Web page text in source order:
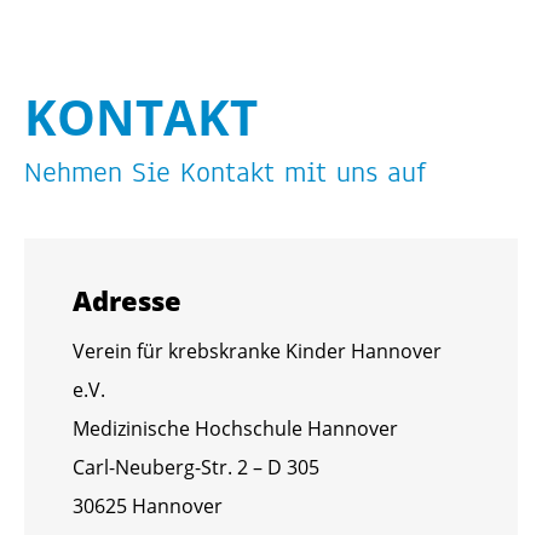
KON­TAKT
Neh­men Sie Kon­takt mit uns auf
Adres­se
Ver­ein für krebs­kran­ke Kin­der Han­no­ver
e.V.
Me­di­zi­ni­sche Hoch­schu­le Han­no­ver
Carl-Neu­berg-Str. 2 – D 305
30625 Han­no­ver